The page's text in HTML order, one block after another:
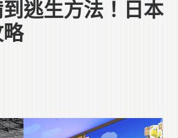
逃生方法！日本